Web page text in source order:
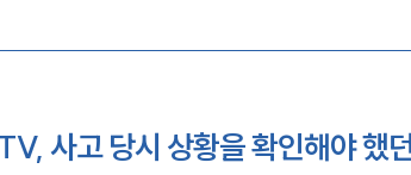
사고 당시 상황을 확인해야 했